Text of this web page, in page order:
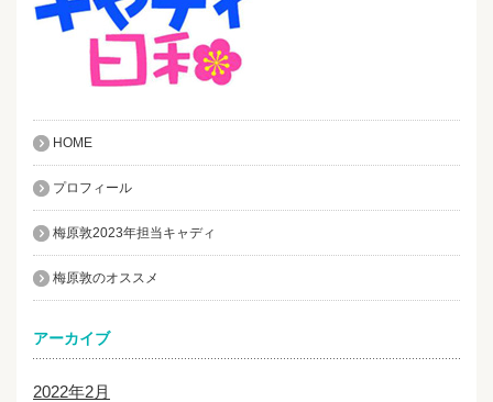
HOME
プロフィール
梅原敦2023年担当キャディ
梅原敦のオススメ
アーカイブ
2022年2月